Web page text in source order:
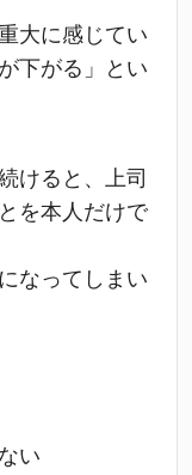
大に感じてい
下がる」とい
けると、上司
を本人だけで
なってしまい
い